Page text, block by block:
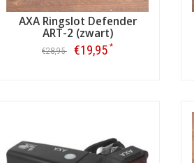
AXA Ringslot Defender
ART-2 (zwart)
€28,95 €19,95 *